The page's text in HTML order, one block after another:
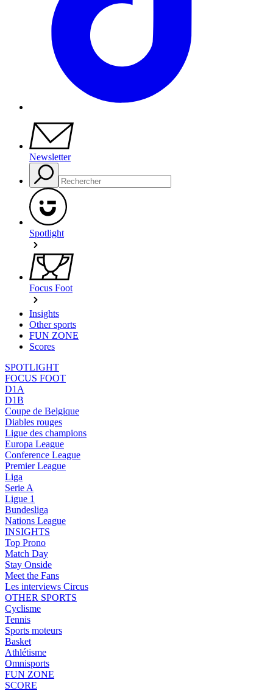
Newsletter
Spotlight
Focus Foot
Insights
Other sports
FUN ZONE
Scores
SPOTLIGHT
FOCUS FOOT
D1A
D1B
Coupe de Belgique
Diables rouges
Ligue des champions
Europa League
Conference League
Premier League
Liga
Serie A
Ligue 1
Bundesliga
Nations League
INSIGHTS
Top Prono
Match Day
Stay Onside
Meet the Fans
Les interviews Circus
OTHER SPORTS
Cyclisme
Tennis
Sports moteurs
Basket
Athlétisme
Omnisports
FUN ZONE
SCORE